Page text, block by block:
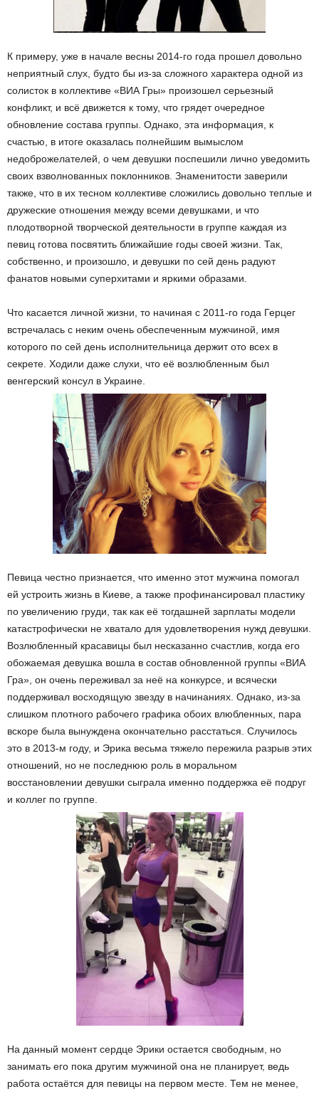
К примеру, уже в начале весны 2014-го года прошел довольно
неприятный слух, будто бы из-за сложного характера одной из
солисток в коллективе «ВИА Гры» произошел серьезный
конфликт, и всё движется к тому, что грядет очередное
обновление состава группы. Однако, эта информация, к
счастью, в итоге оказалась полнейшим вымыслом
недоброжелателей, о чем девушки поспешили лично уведомить
своих взволнованных поклонников. Знаменитости заверили
также, что в их тесном коллективе сложились довольно теплые и
дружеские отношения между всеми девушками, и что
плодотворной творческой деятельности в группе каждая из
певиц готова посвятить ближайшие годы своей жизни. Так,
собственно, и произошло, и девушки по сей день радуют
фанатов новыми суперхитами и яркими образами.
Что касается личной жизни, то начиная с 2011-го года Герцег
встречалась с неким очень обеспеченным мужчиной, имя
которого по сей день исполнительница держит ото всех в
секрете. Ходили даже слухи, что её возлюбленным был
венгерский консул в Украине.
Певица честно признается, что именно этот мужчина помогал
ей устроить жизнь в Киеве, а также профинансировал пластику
по увеличению груди, так как её тогдашней зарплаты модели
катастрофически не хватало для удовлетворения нужд девушки.
Возлюбленный красавицы был несказанно счастлив, когда его
обожаемая девушка вошла в состав обновленной группы «ВИА
Гра», он очень переживал за неё на конкурсе, и всячески
поддерживал восходящую звезду в начинаниях. Однако, из-за
слишком плотного рабочего графика обоих влюбленных, пара
вскоре была вынуждена окончательно расстаться. Случилось
это в 2013-м году, и Эрика весьма тяжело пережила разрыв этих
отношений, но не последнюю роль в моральном
восстановлении девушки сыграла именно поддержка её подруг
и коллег по группе.
На данный момент сердце Эрики остается свободным, но
занимать его пока другим мужчиной она не планирует, ведь
работа остаётся для певицы на первом месте. Тем не менее,